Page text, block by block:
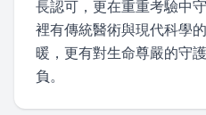
長認可，更在重重考驗中
裡有傳統醫術與現代科學
暖，更有對生命尊嚴的守
負。